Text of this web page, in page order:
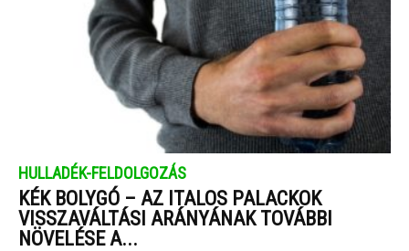
HULLADÉK-FELDOLGOZÁS
KÉK BOLYGÓ – AZ ITALOS PALACKOK
VISSZAVÁLTÁSI ARÁNYÁNAK TOVÁBBI
NÖVELÉSE A...